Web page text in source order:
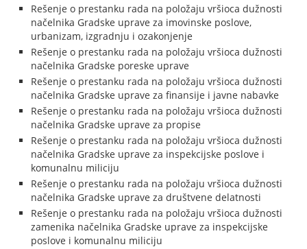
Rešenje o prestanku rada na položaju vršioca dužnosti
načelnika Gradske uprave za imovinske poslove,
urbanizam, izgradnju i ozakonjenje
Rešenje o prestanku rada na položaju vršioca dužnosti
načelnika Gradske poreske uprave
Rešenje o prestanku rada na položaju vršioca dužnosti
načelnika Gradske uprave za finansije i javne nabavke
Rešenje o prestanku rada na položaju vršioca dužnosti
načelnika Gradske uprave za propise
Rešenje o prestanku rada na položaju vršioca dužnosti
načelnika Gradske uprave za inspekcijske poslove i
komunalnu miliciju
Rešenje o prestanku rada na položaju vršioca dužnosti
načelnika Gradske uprave za društvene delatnosti
Rešenje o prestanku rada na položaju vršioca dužnosti
zamenika načelnika Gradske uprave za inspekcijske
poslove i komunalnu miliciju